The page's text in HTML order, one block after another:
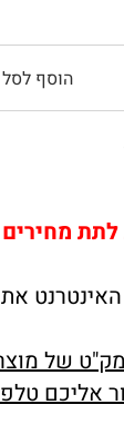
הוסף לסל
מחירים
של
אליכם